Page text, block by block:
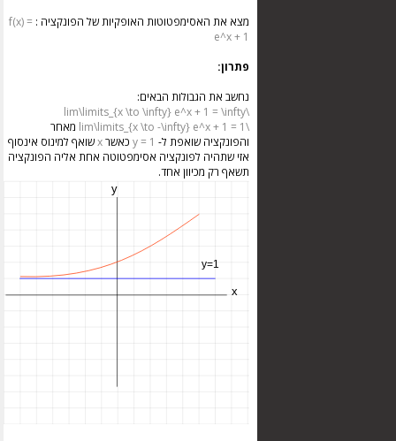
מצא את האסימפטוטות האופקיות של הפונקציה : f(x) =
e^x + 1
פתרון:
נחשב את הגבולות הבאים:
\lim\limits_{x \to \infty} e^x + 1 = \infty
\lim\limits_{x \to -\infty} e^x + 1 = 1
מאחר
והפונקציה שואפת ל- y = 1 כאשרxשואף למינוס אינסוף
אזי שתהיה לפונקציה אסימפטוטה אחת אליה הפונקציה
תשאף רק מכיוון אחד.